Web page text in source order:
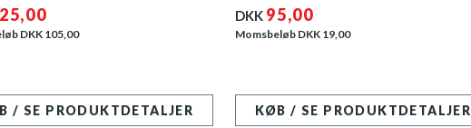
DKK105,00
/ SE PRODUKTDETALJER
DKK 95,00
Momsbeløb DKK 19,00
KØB / SE PRODUKTDETALJER